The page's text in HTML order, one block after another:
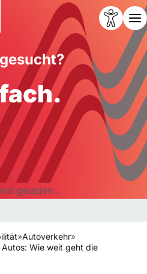
geladen...
»Autoverkehr»
Wie weit geht die